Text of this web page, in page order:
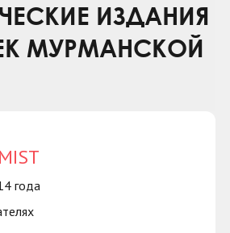
ИЗДАНИЯ
МУРМАНСКОЙ
года